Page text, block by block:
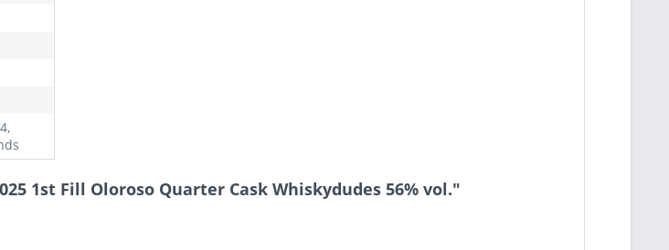
1st Fill Oloroso Quarter Cask Whiskydudes 56% vol."